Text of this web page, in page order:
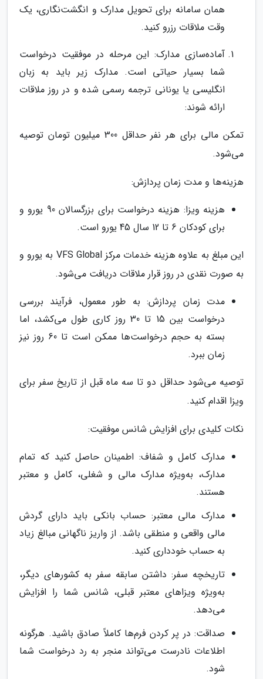
همان سامانه برای تحویل مدارک و انگشت‌نگاری، یک
وقت ملاقات رزرو کنید.
آماده‌سازی مدارک: این مرحله در موفقیت درخواست
شما بسیار حیاتی است. مدارک زیر باید به زبان
انگلیسی یا یونانی ترجمه رسمی شده و در روز ملاقات
ارائه شوند:
تمکن مالی برای هر نفر حداقل 300 میلیون تومان توصیه
می‌شود.
هزینه‌ها و مدت زمان پردازش:
هزینه ویزا: هزینه درخواست برای بزرگسالان 90 یورو و
برای کودکان 6 تا 12 سال 45 یورو است.
این مبلغ به علاوه هزینه خدمات مرکز VFS Global به یورو و
به صورت نقدی در روز قرار ملاقات دریافت می‌شود.
مدت زمان پردازش: به طور معمول، فرآیند بررسی
درخواست بین 15 تا 30 روز کاری طول می‌کشد، اما
بسته به حجم درخواست‌ها ممکن است تا 60 روز نیز
زمان ببرد.
توصیه می‌شود حداقل دو تا سه ماه قبل از تاریخ سفر برای
ویزا اقدام کنید.
نکات کلیدی برای افزایش شانس موفقیت:
مدارک کامل و شفاف: اطمینان حاصل کنید که تمام
مدارک، به‌ویژه مدارک مالی و شغلی، کامل و معتبر
هستند.
مدارک مالی معتبر: حساب بانکی باید دارای گردش
مالی واقعی و منطقی باشد. از واریز ناگهانی مبالغ زیاد
به حساب خودداری کنید.
تاریخچه سفر: داشتن سابقه سفر به کشورهای دیگر،
به‌ویژه ویزاهای معتبر قبلی، شانس شما را افزایش
می‌دهد.
صداقت: در پر کردن فرم‌ها کاملاً صادق باشید. هرگونه
اطلاعات نادرست می‌تواند منجر به رد درخواست شما
شود.